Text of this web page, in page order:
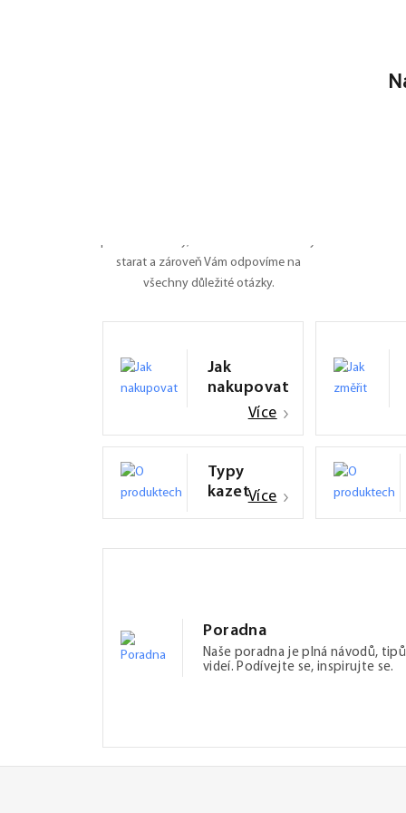
pro Vás manuály, naučíme Vás se o rolety
starat a zároveň Vám odpovíme na
všechny důležité otázky.
Jak
nakupovat
Více
Typy
kazetVíce
Poradna
Naše poradna je plná návodů,
videí. Podívejte se, inspirujte se.